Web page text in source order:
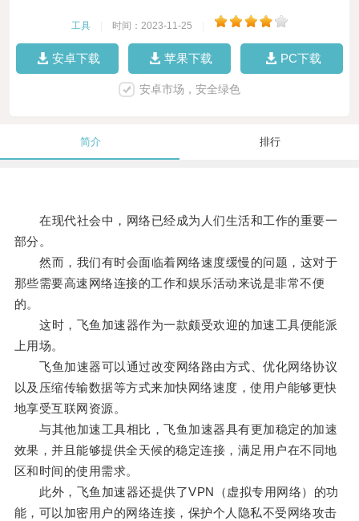
工具 时间：2023-11-25
安卓下载 苹果下载 PC下载
安卓市场，安全绿色
简介 排行
在现代社会中，网络已经成为人们生活和工作的重要一
部分。
然而，我们有时会面临着网络速度缓慢的问题，这对于
那些需要高速网络连接的工作和娱乐活动来说是非常不便
的。
这时，飞鱼加速器作为一款颇受欢迎的加速工具便能派
上用场。
飞鱼加速器可以通过改变网络路由方式、优化网络协议
以及压缩传输数据等方式来加快网络速度，使用户能够更快
地享受互联网资源。
与其他加速工具相比，飞鱼加速器具有更加稳定的加速
效果，并且能够提供全天候的稳定连接，满足用户在不同地
区和时间的使用需求。
此外，飞鱼加速器还提供了VPN（虚拟专用网络）的功
能，可以加密用户的网络连接，保护个人隐私不受网络攻击